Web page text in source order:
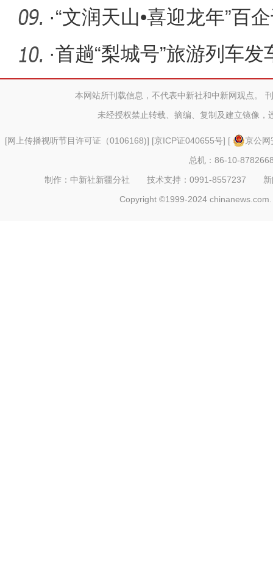
届冰雪运
·“文润天山•喜迎龙年”百
齐举
·首趟“梨城号”旅游列车发
本网站所刊载信息，不代表中新社和中新网观点。
未经授权禁止转载、摘编、复制及建立镜像，
[网上传播视听节目许可证（0106168)] [京ICP证040655号] [
京公
总机：86-10-
制作：中新社新疆分社 技术支持：0991-8557237
Copyright ©1999-2024